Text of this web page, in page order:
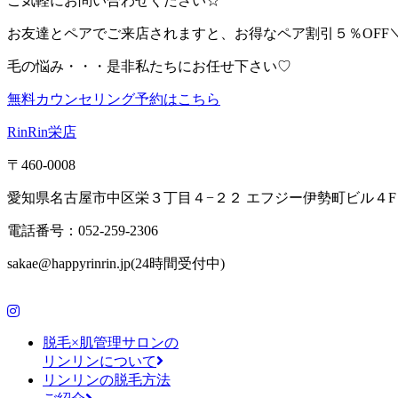
お友達とペアでご来店されますと、お得なペア割引５％OFF
毛の悩み・・・是非私たちにお任せ下さい♡
無料カウンセリング予約はこちら
RinRin栄店
〒460-0008
愛知県名古屋市中区栄３丁目４−２２ エフジー伊勢町ビル４F
電話番号：052-259-2306
sakae@happyrinrin.jp(24時間受付中)
脱毛×肌管理サロンの
リンリンについて
リンリンの脱毛方法